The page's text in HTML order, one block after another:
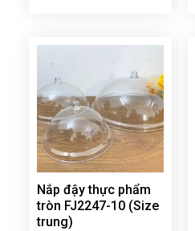
Nắp đậy thực phẩm
tròn FJ2247-10 (Size
trung)